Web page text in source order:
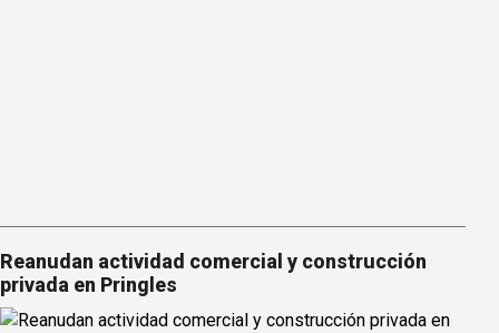
Reanudan actividad comercial y construcción
privada en Pringles